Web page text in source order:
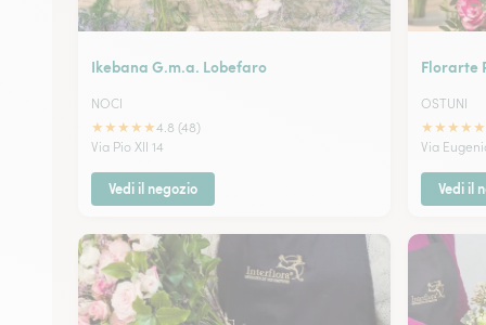
Ikebana G.m.a. Lobefaro
NOCI
★★★★★4.8 (48)
Via Pio XII 14
Vedi il negozio
Florarte
OSTUNI
★★★★★
Via
Vedi il